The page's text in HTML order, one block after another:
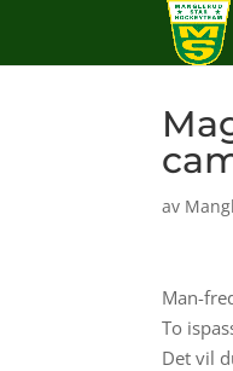
av
Man-
To
Det vil